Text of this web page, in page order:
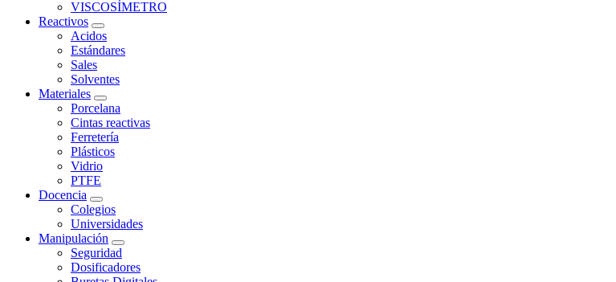
VISCOSÍMETRO
Reactivos
Acidos
Estándares
Sales
Solventes
Materiales
Porcelana
Cintas reactivas
Ferretería
Plásticos
Vidrio
PTFE
Docencia
Colegios
Universidades
Manipulación
Seguridad
Dosificadores